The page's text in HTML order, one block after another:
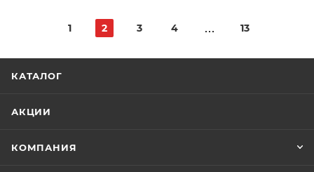
1 2 3 4 13
КАТАЛОГ
АКЦИИ
КОМПАНИЯ